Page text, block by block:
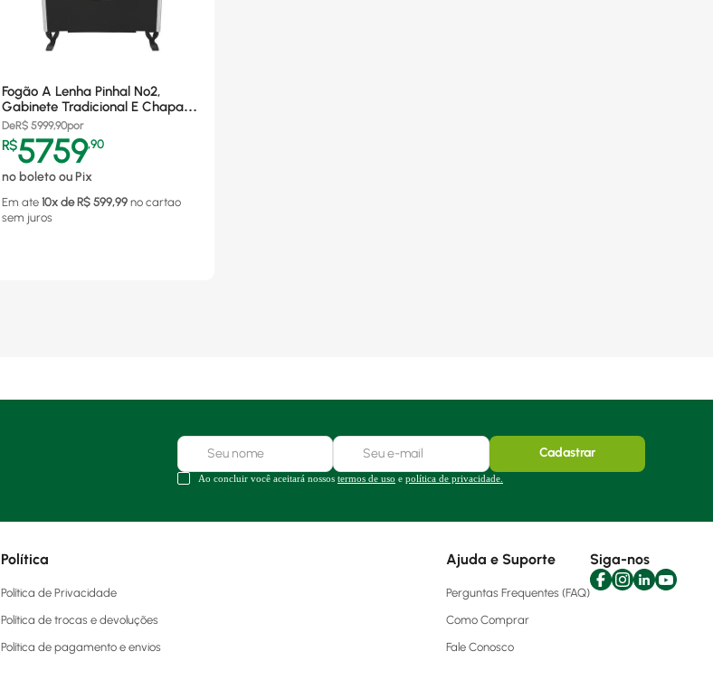
Fogão A Lenha Pinhal Nº2,
Gabinete Tradicional E Chapa
Em Alumínio, Preto - Saída Lado
Esquerdo
DeR$ 5999,90por
R$5759,90
no boleto ou Pix
Em ate 10x de R$ 599,99 no cartao
sem juros
Cadastrar
Ao concluir você aceitará nossos termos de uso e política de privacidade.
Política
Política de Privacidade
Política de trocas e devoluções
Política de pagamento e envios
Ajuda e Suporte
Perguntas Frequentes (FAQ)
Como Comprar
Fale Conosco
Siga-nos